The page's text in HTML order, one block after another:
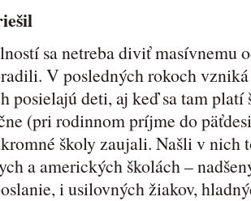
sa netreba diviť masívnemu
V posledných rokoch
posielajú deti, aj keď sa tam
(pri rodinnom príjme do
školy zaujali. Našli v nich
a amerických školách –
i usilovných žiakov,